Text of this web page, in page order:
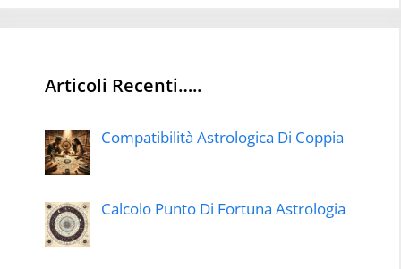
Articoli Recenti…..
Compatibilità Astrologica Di Coppia
Calcolo Punto Di Fortuna Astrologia